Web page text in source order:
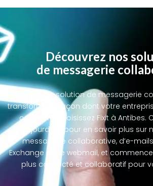
Découvrez nos
de messagerie
Pour une solution de messagerie
transforme la façon dont votre
collabore, choisissez Fixit à Antibes.
aujourd’hui pour en savoir plus sur
messagerie collaborative, d’e-
Exchange et de webmail, et
plus connecté et collaboratif pour